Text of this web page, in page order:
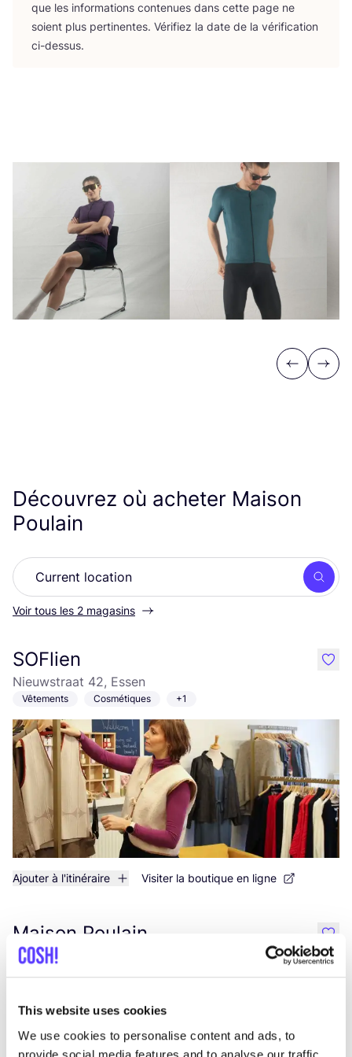
This website uses cookies
We use cookies to personalise content and ads, to
provide social media features and to analyse our traffic.
que les infor­ma­tions conte­nues dans cette page ne
soient plus per­ti­nentes. Véri­fiez la date de la véri­fi­ca­tion
ci-dessus.
Previous
Next
Découvrez où acheter Maison
Poulain
Voir tous les 2 magasins
SOFlien
Nieuwstraat 42, Essen
Vêtements Cosmétiques +1
Ajouter à l'itinéraire Visiter la boutique en ligne
like
Maison Poulain
Vêtements
like